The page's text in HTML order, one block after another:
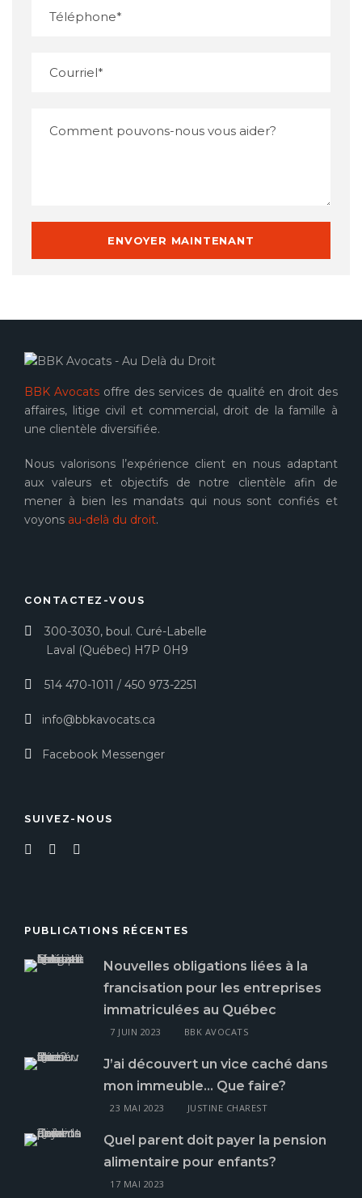
BBK Avocats offre des services de qualité en droit des
affaires, litige civil et commercial, droit de la famille à
une clientèle diversifiée.
Nous valorisons l’expérience client en nous adaptant
aux valeurs et objectifs de notre clientèle afin de
mener à bien les mandats qui nous sont confiés et
voyons au-delà du droit.
CONTACTEZ-VOUS
300-3030, boul. Curé-Labelle
Laval (Québec) H7P 0H9
514 470-1011 / 450 973-2251
info@bbkavocats.ca
Facebook Messenger
SUIVEZ-NOUS
PUBLICATIONS RÉCENTES
Nouvelles obligations liées à la
francisation pour les entreprises
immatriculées au Québec
7 JUIN 2023 BBK AVOCATS
J’ai découvert un vice caché dans
mon immeuble… Que faire?
23 MAI 2023 JUSTINE CHAREST
Quel parent doit payer la pension
alimentaire pour enfants?
17 MAI 2023